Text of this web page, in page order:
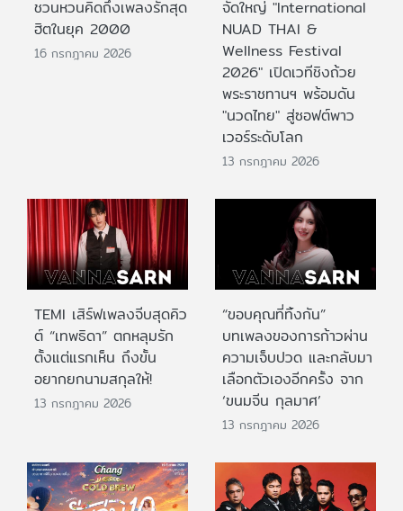
ชวนหวนคิดถึงเพลงรักสุด
ฮิตในยุค 2000
16 กรกฎาคม 2026
จัดใหญ่ "International
NUAD THAI &
Wellness Festival
2026" เปิดเวทีชิงถ้วย
พระราชทานฯ พร้อมดัน
"นวดไทย" สู่ซอฟต์พาว
เวอร์ระดับโลก
13 กรกฎาคม 2026
TEMI เสิร์ฟเพลงจีบสุดคิว
ต์ “เทพธิดา” ตกหลุมรัก
ตั้งแต่แรกเห็น ถึงขั้น
อยากยกนามสกุลให้!
13 กรกฎาคม 2026
“ขอบคุณที่ทิ้งกัน”
บทเพลงของการก้าวผ่าน
ความเจ็บปวด และกลับมา
เลือกตัวเองอีกครั้ง จาก
‘ขนมจีน กุลมาศ’
13 กรกฎาคม 2026